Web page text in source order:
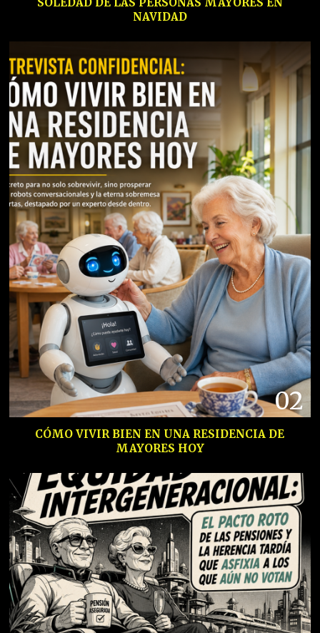
NAVIDAD
02
CÓMO VIVIR BIEN EN UNA RESIDENCIA DE
MAYORES HOY